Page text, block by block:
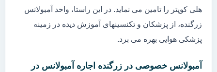
هلی کوپتر را تامین می نماید. در این راستا، واحد آمبولانس
زرگنده، از پزشکان و تکنسینهای آموزش دیده در زمینه
پزشکی هوایی بهره می برد.
آمبولانس خصوصی در زرگنده اجاره آمبولانس در